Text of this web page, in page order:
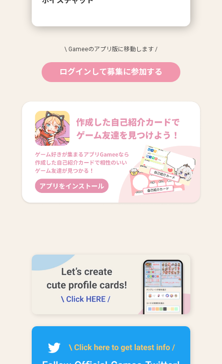
\ Gameeのアプリ版に移動します /
ログインして募集に参加する